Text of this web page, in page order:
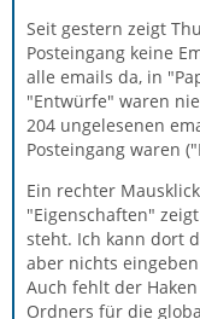
Seit gestern zeigt
Posteingang keine
alle emails da, in
"Entwürfe" waren
204 ungelesenen
Posteingang waren
Ein rechter
"Eigenschaften"
steht. Ich kann dort
aber nichts
Auch fehlt der
Ordners für die